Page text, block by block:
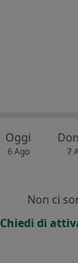
Oggi
6 Ago 7
Non ci
Chiedi di